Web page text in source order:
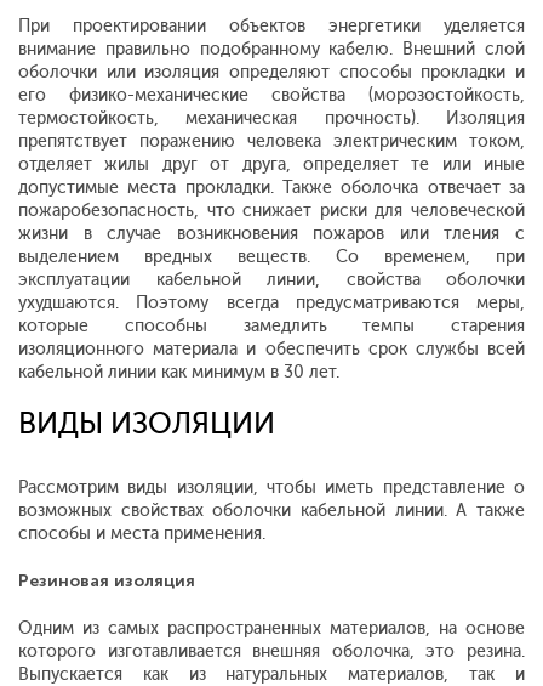
При проектировании объектов энергетики уделяется
внимание правильно подобранному кабелю. Внешний слой
оболочки или изоляция определяют способы прокладки и
его физико-механические свойства (морозостойкость,
термостойкость, механическая прочность). Изоляция
препятствует поражению человека электрическим током,
отделяет жилы друг от друга, определяет те или иные
допустимые места прокладки. Также оболочка отвечает за
пожаробезопасность, что снижает риски для человеческой
жизни в случае возникновения пожаров или тления с
выделением вредных веществ. Со временем, при
эксплуатации кабельной линии, свойства оболочки
ухудшаются. Поэтому всегда предусматриваются меры,
которые способны замедлить темпы старения
изоляционного материала и обеспечить срок службы всей
кабельной линии как минимум в 30 лет.
ВИДЫ ИЗОЛЯЦИИ
Рассмотрим виды изоляции, чтобы иметь представление о
возможных свойствах оболочки кабельной линии. А также
способы и места применения.
Резиновая изоляция
Одним из самых распространенных материалов, на основе
которого изготавливается внешняя оболочка, это резина.
Выпускается как из натуральных материалов, так и